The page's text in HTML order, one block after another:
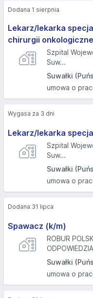
Lekarz/lekarka
chirurgii
Szpital
Suw...
Suwałki
umowa o
Dodana 1 sierpnia
Lekarz/lekarka
Szpital
Suw...
Suwałki
umowa o
Wygasa za 3 dni
Spawacz (k/m)
ROBUR
Suwałki
umowa o
Dodana 31 lipca